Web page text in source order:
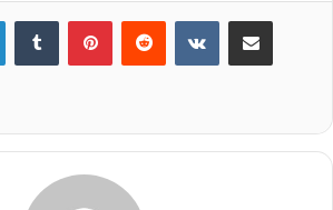
LinkedInTumblr PinterestReddit VKontakteE-Posta ile paylaş